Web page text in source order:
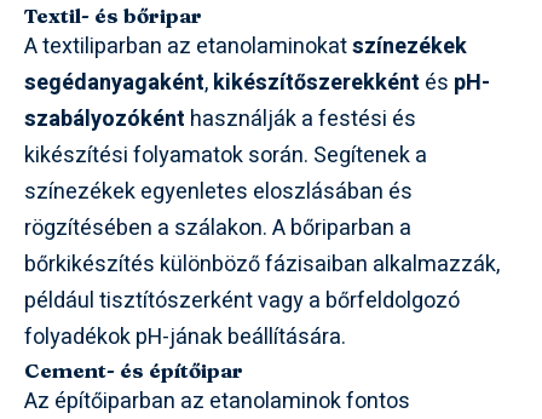
Textil- és bőripar
A textiliparban az etanolaminokatszínezékek
segédanyagaként,kikészítőszerekként és pH-
szabályozóként használják a festési és
kikészítési folyamatok során. Segítenek a
színezékek egyenletes eloszlásában és
rögzítésében a szálakon. A bőriparban a
bőrkikészítés különböző fázisaiban alkalmazzák,
például tisztítószerként vagy a bőrfeldolgozó
folyadékok pH-jának beállítására.
Cement- és építőipar
Az építőiparban az etanolaminok fontos